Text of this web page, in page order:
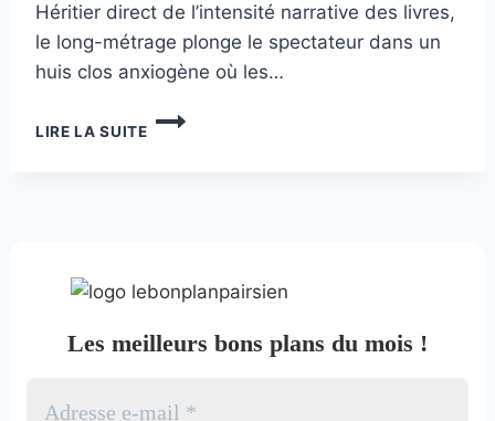
Héritier direct de l’intensité narrative des livres,
le long-métrage plonge le spectateur dans un
huis clos anxiogène où les…
LIRE LA SUITE
LA
FEMME
Les meilleurs bons plans du mois !